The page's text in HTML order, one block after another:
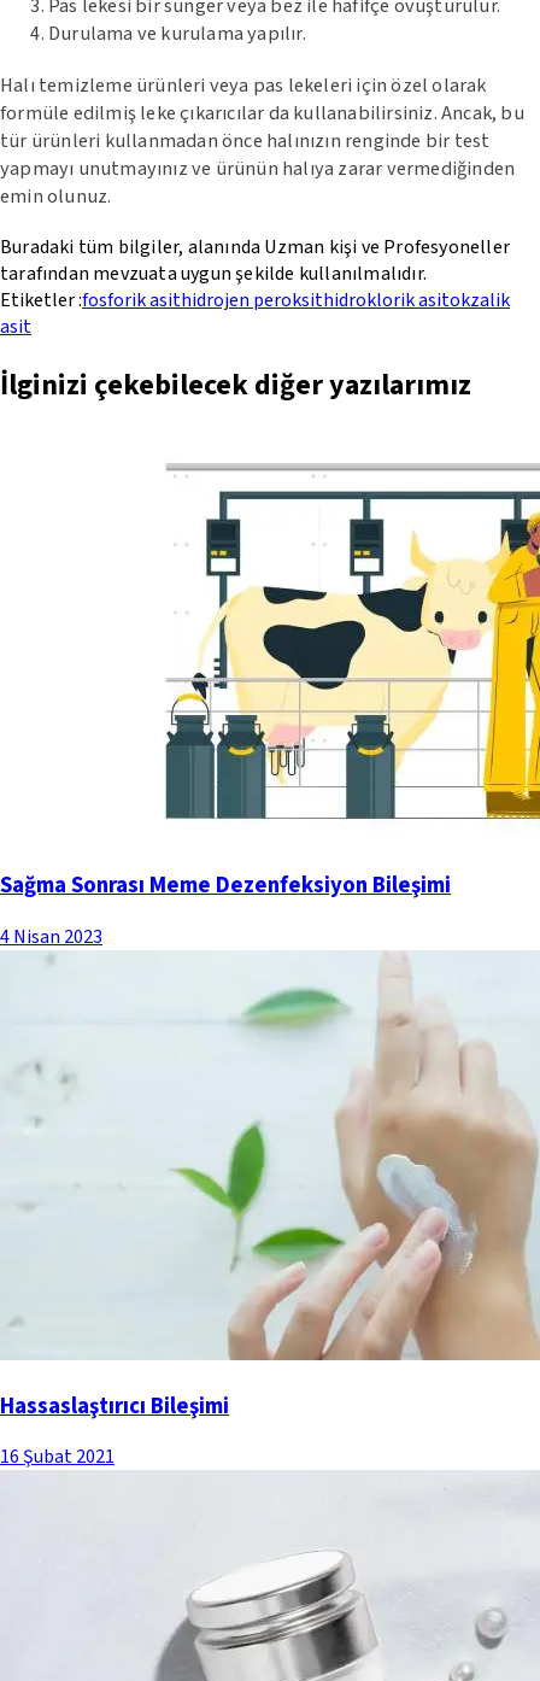
Durulama ve kurulama yapılır.
Halı temizleme ürünleri veya pas lekeleri için özel olarak
formüle edilmiş leke çıkarıcılar da kullanabilirsiniz. Ancak, bu
tür ürünleri kullanmadan önce halınızın renginde bir test
yapmayı unutmayınız ve ürünün halıya zarar vermediğinden
emin olunuz.
Buradaki tüm bilgiler, alanında Uzman kişi ve Profesyoneller
tarafından mevzuata uygun şekilde kullanılmalıdır.
Etiketler :fosforik asithidrojen peroksithidroklorik asitokzalik
asit
İlginizi çekebilecek diğer yazılarımız
Sağma Sonrası Meme Dezenfeksiyon Bileşimi
4 Nisan 2023
Hassaslaştırıcı Bileşimi
16 Şubat 2021